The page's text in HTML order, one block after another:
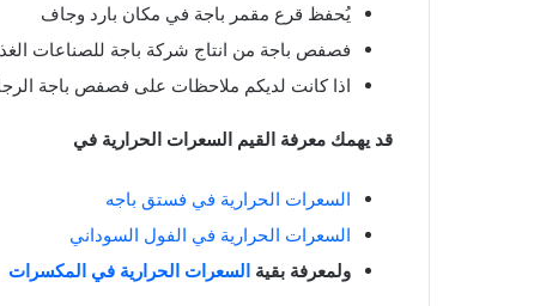
يُحفظ قرع مقمر باجة في مكان بارد وجاف
فصفص باجة من انتاج شركة باجة للصناعات
اذا كانت لديكم ملاحظات على فصفص باجة الرجاء
قد يهمك معرفة القيم السعرات الحرارية في
السعرات الحرارية في فستق باجه
السعرات الحرارية في الفول السوداني
ولمعرفة بقية السعرات الحرارية في المكسرات